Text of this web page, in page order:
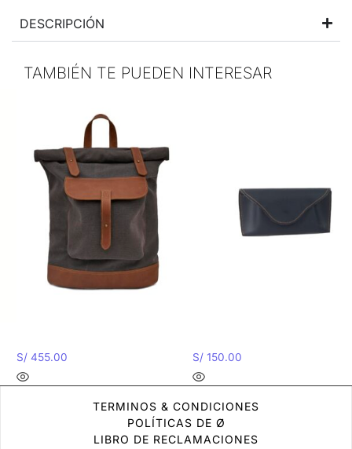
DESCRIPCIÓN
TAMBIÉN TE PUEDEN INTERESAR
455.00 150.00
TERMINOS & CONDICIONES
POLÍTICAS DE Ø
LIBRO DE RECLAMACIONES